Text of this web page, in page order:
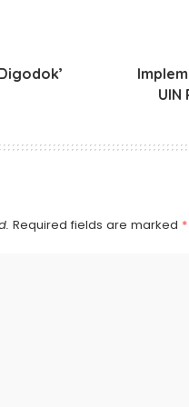
UIN
Required fields are marked *